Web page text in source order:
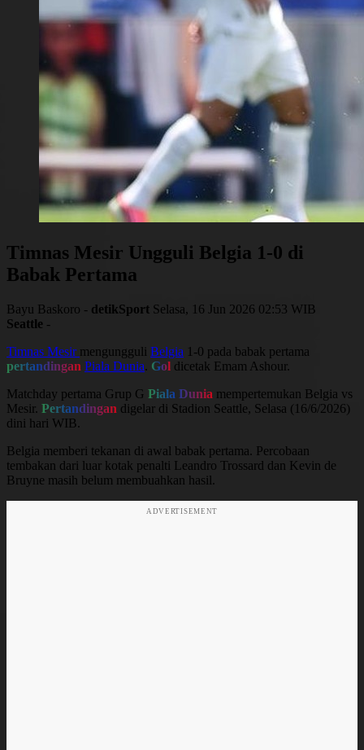
Timnas Mesir Ungguli Belgia 1-0 di
Babak Pertama
Bayu Baskoro - detikSport Selasa, 16 Jun 2026 02:53 WIB
Seattle -
Timnas Mesir mengungguli Belgia 1-0 pada babak pertama
pertandingan Piala Dunia. Gol dicetak Emam Ashour.
Matchday pertama Grup G Piala Dunia mempertemukan Belgia vs
Mesir. Pertandingan digelar di Stadion Seattle, Selasa (16/6/2026)
dini hari WIB.
Belgia memberi tekanan di awal babak pertama. Percobaan
tembakan dari luar kotak penalti Leandro Trossard dan Kevin de
Bruyne masih belum membuahkan hasil.
ADVERTISEMENT